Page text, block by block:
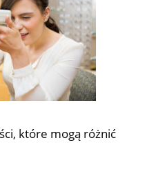
które mogą różnić